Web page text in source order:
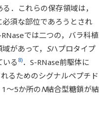
．これらの保存領域は，
須な部位であろうとされ
では二つの，バラ科植
があって， Sハプロタイプ
る 8)．S-RNase前駆体に
るためのシグナルペプチド
1～5か所のN結合型糖鎖が結